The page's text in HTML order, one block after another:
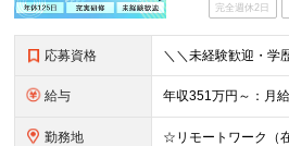
完全週休2日
応募資格
給与
勤務地